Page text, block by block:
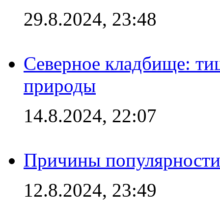
29.8.2024, 23:48
Северное кладбище:
природы
14.8.2024, 22:07
Причины
12.8.2024, 23:49